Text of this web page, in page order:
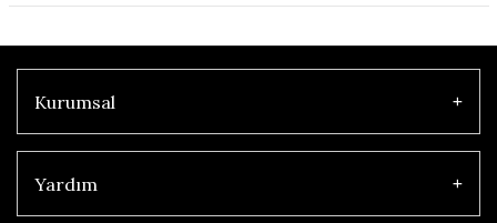
Kurumsal
Yardım